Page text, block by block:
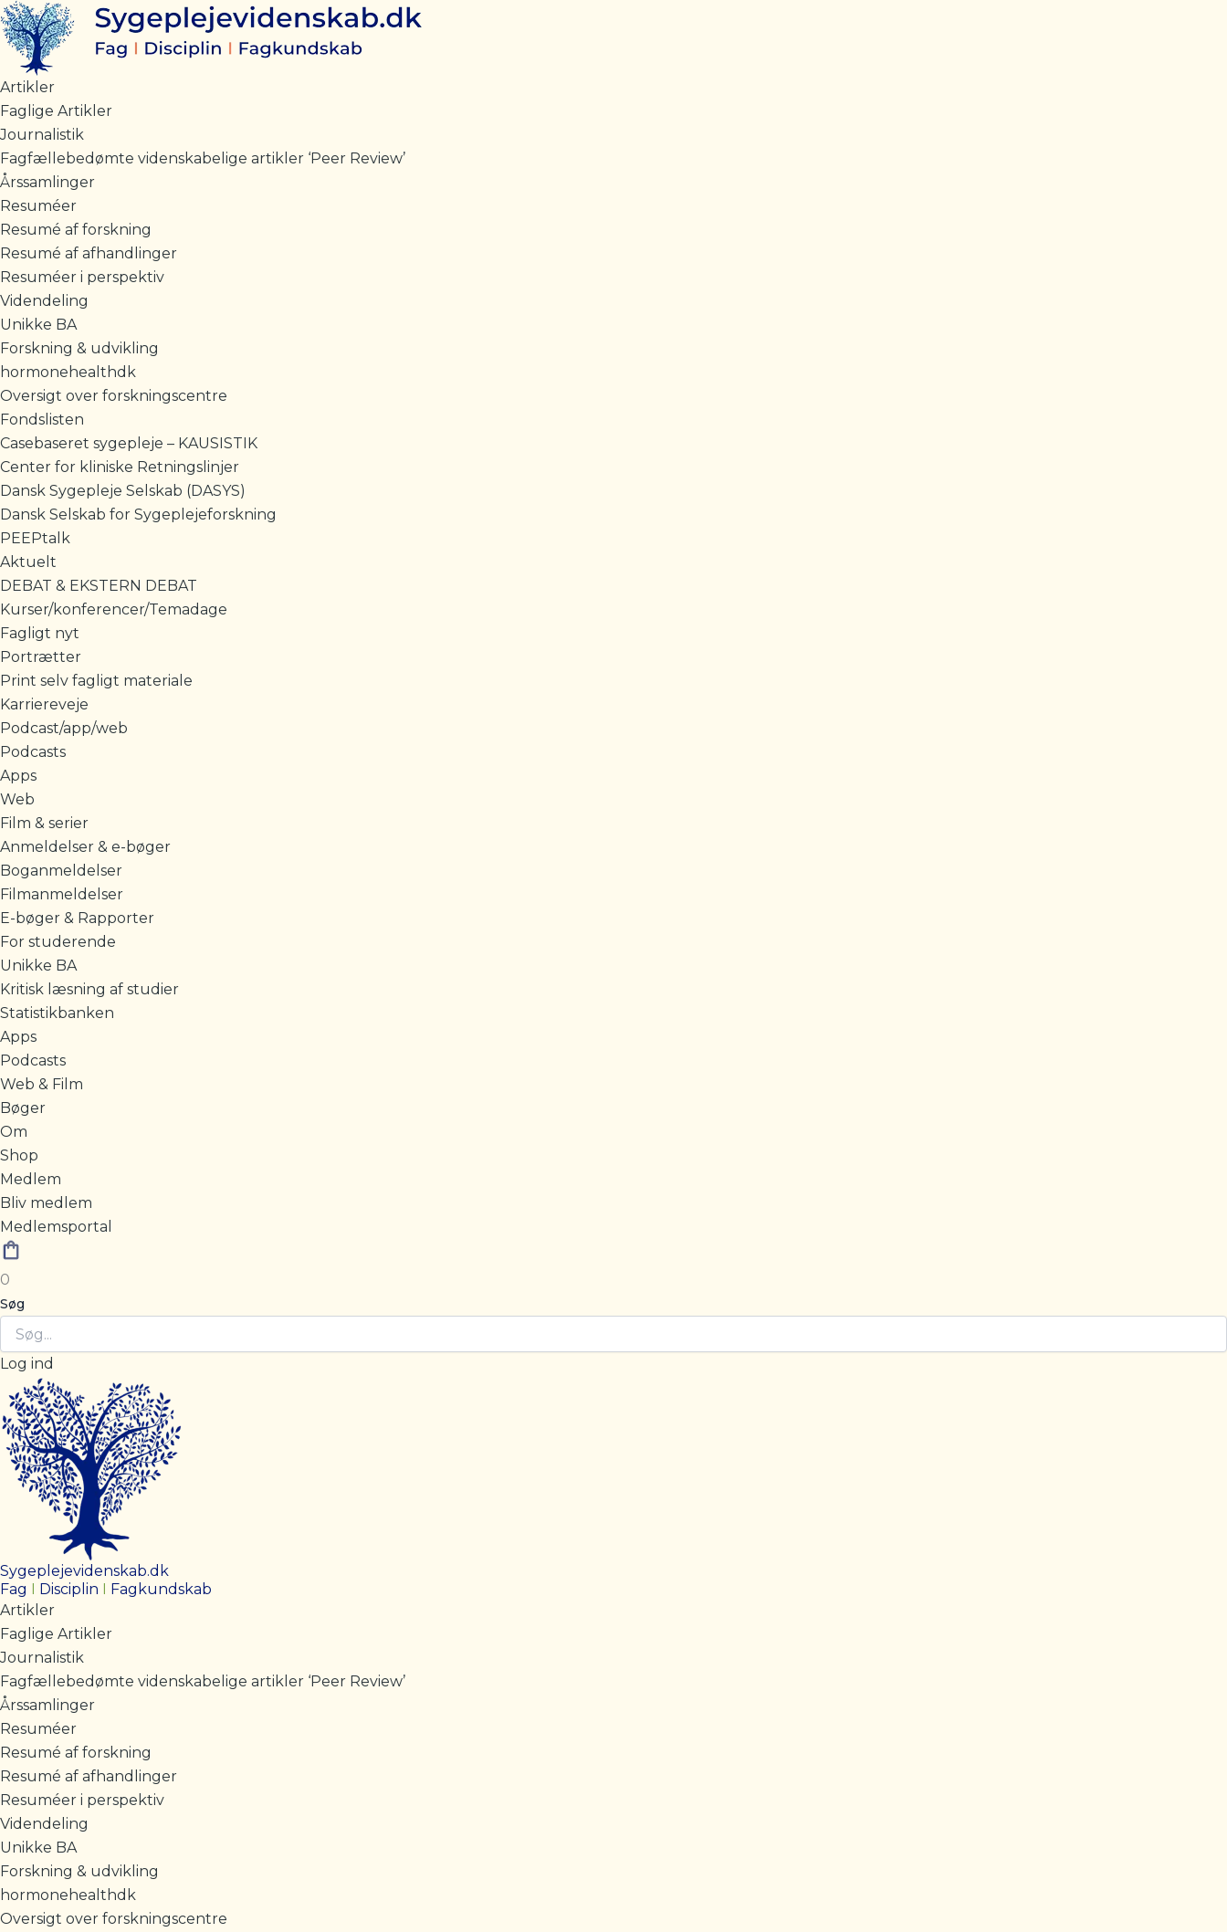
Gå
til
indholdet
Artikler
Faglige Artikler
Journalistik
Fagfællebedømte videnskabelige artikler ‘Peer Review’
Årssamlinger
Resuméer
Resumé af forskning
Resumé af afhandlinger
Resuméer i perspektiv
Videndeling
Unikke BA
Forskning & udvikling
hormonehealthdk
Oversigt over forskningscentre
Fondslisten
Casebaseret sygepleje – KAUSISTIK
Center for kliniske Retningslinjer
Dansk Sygepleje Selskab (DASYS)
Dansk Selskab for Sygeplejeforskning
PEEPtalk
Aktuelt
DEBAT & EKSTERN DEBAT
Kurser/konferencer/Temadage
Fagligt nyt
Portrætter
Print selv fagligt materiale
Karriereveje
Podcast/app/web
Podcasts
Apps
Web
Film & serier
Anmeldelser & e-bøger
Boganmeldelser
Filmanmeldelser
E-bøger & Rapporter
For studerende
Unikke BA
Kritisk læsning af studier
Statistikbanken
Apps
Podcasts
Web & Film
Bøger
Om
Shop
Medlem
Bliv medlem
Medlemsportal
0
Søg
Log ind
Sygeplejevidenskab.dk
Fag I Disciplin I Fagkundskab
Artikler
Faglige Artikler
Journalistik
Fagfællebedømte videnskabelige artikler ‘Peer Review’
Årssamlinger
Resuméer
Resumé af forskning
Resumé af afhandlinger
Resuméer i perspektiv
Videndeling
Unikke BA
Forskning & udvikling
hormonehealthdk
Oversigt over forskningscentre